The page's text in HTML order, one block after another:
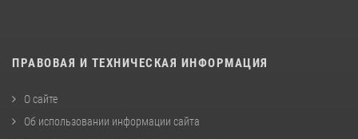
ПРАВОВАЯ И ТЕХНИЧЕСКАЯ ИНФОРМАЦИЯ
О сайте
Об использовании информации сайта